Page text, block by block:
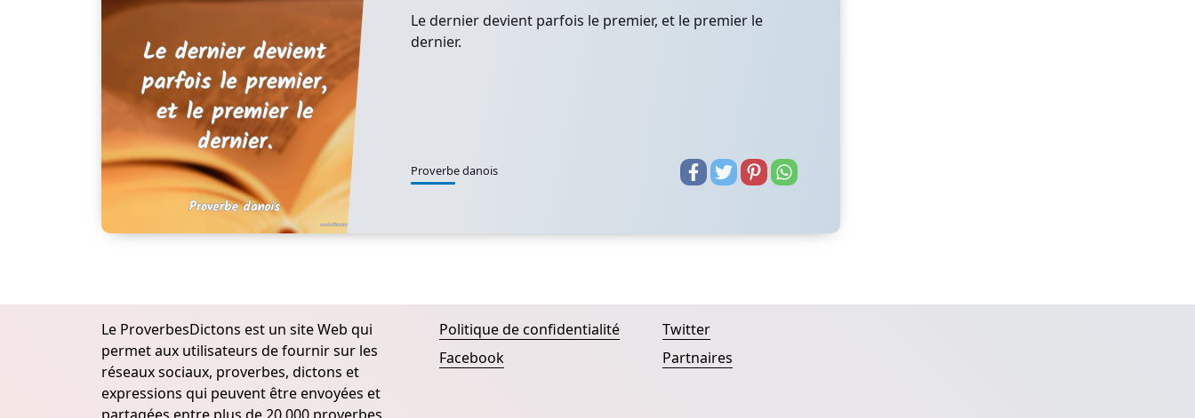
Le dernier devient parfois le premier, et le premier le
dernier.
Proverbe danois
Le ProverbesDictons est un site Web qui
permet aux utilisateurs de fournir sur les
réseaux sociaux, proverbes, dictons et
expressions qui peuvent être envoyées et
Politique de confidentialité
Facebook
Twitter
Partnaires